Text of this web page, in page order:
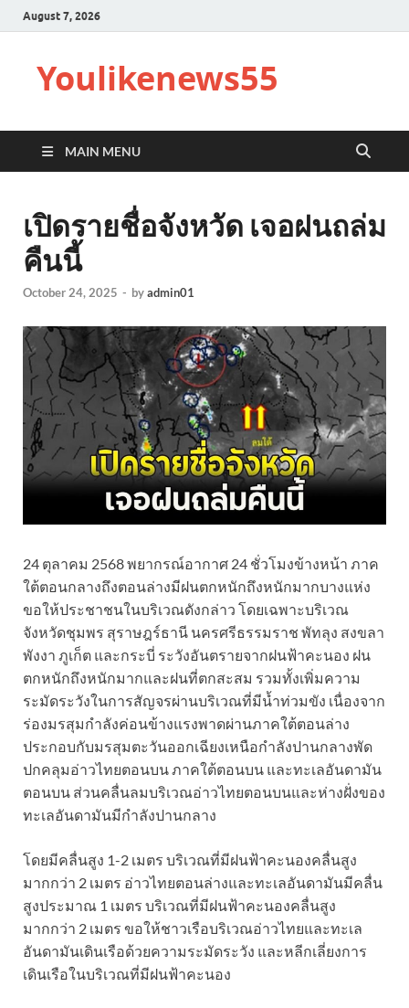
August 7, 2026
Youlikenews55
MAIN MENU
เปิดรายชื่อจังหวัด เจอฝนถล่ม
คืนนี้
October 24, 2025 - byadmin01
24 ตุลาคม 2568 พยากรณ์อากาศ 24 ชั่วโมงข้างหน้า ภาค
ใต้ตอนกลางถึงตอนล่างมีฝนตกหนักถึงหนักมากบางแห่ง
ขอให้ประชาชนในบริเวณดังกล่าว โดยเฉพาะบริเวณ
จังหวัดชุมพร สุราษฎร์ธานี นครศรีธรรมราช พัทลุง สงขลา
พังงา ภูเก็ต และกระบี่ ระวังอันตรายจากฝนฟ้าคะนอง ฝน
ตกหนักถึงหนักมากและฝนที่ตกสะสม รวมทั้งเพิ่มความ
ระมัดระวังในการสัญจรผ่านบริเวณที่มีน้ำท่วมขัง เนื่องจาก
ร่องมรสุมกำลังค่อนข้างแรงพาดผ่านภาคใต้ตอนล่าง
ประกอบกับมรสุมตะวันออกเฉียงเหนือกำลังปานกลางพัด
ปกคลุมอ่าวไทยตอนบน ภาคใต้ตอนบน และทะเลอันดามัน
ตอนบน ส่วนคลื่นลมบริเวณอ่าวไทยตอนบนและห่างฝั่งของ
ทะเลอันดามันมีกำลังปานกลาง
โดยมีคลื่นสูง 1-2 เมตร บริเวณที่มีฝนฟ้าคะนองคลื่นสูง
มากกว่า 2 เมตร อ่าวไทยตอนล่างและทะเลอันดามันมีคลื่น
สูงประมาณ 1 เมตร บริเวณที่มีฝนฟ้าคะนองคลื่นสูง
มากกว่า 2 เมตร ขอให้ชาวเรือบริเวณอ่าวไทยและทะเล
อันดามันเดินเรือด้วยความระมัดระวัง และหลีกเลี่ยงการ
เดินเรือในบริเวณที่มีฝนฟ้าคะนอง